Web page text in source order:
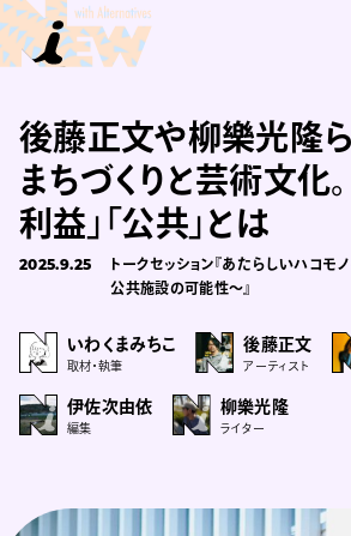
後藤正文や柳樂光隆ら
まちづくりと芸術文化
利益」「公共」とは
2025.9.25
トークセッション『あたらしいハコモ
公共施設の可能性～』
いわくまみちこ
取材・執筆
後藤正文
アーティスト
伊佐次由依
編集
柳樂光隆
ライター